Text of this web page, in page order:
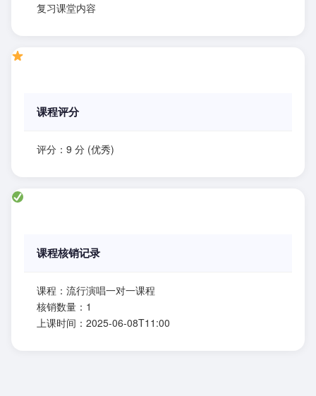
复习课堂内容
课程评分
评分：9 分 (优秀)
课程核销记录
课程：流行演唱一对一课程
核销数量：1
上课时间：2025-06-08T11:00